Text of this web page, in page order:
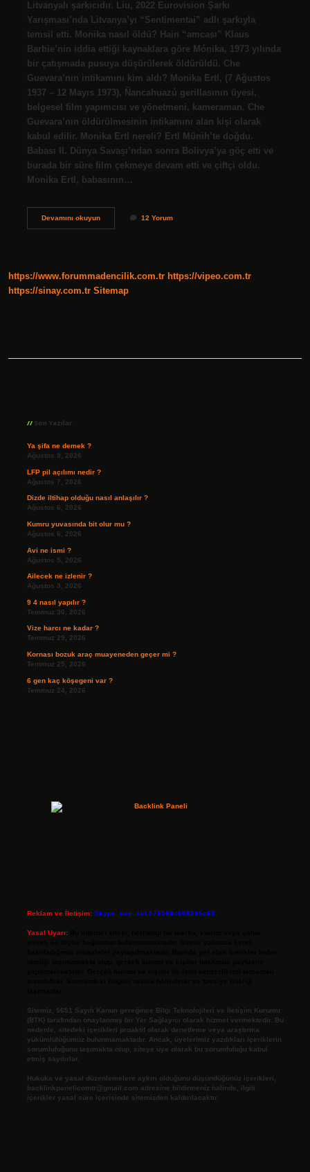
Litvanyalı şarkıcıdır. Liu, 2022 Eurovision Şarkı
Yarışması’nda Litvanya’yı “Sentimentai” adlı şarkıyla
temsil etti. Monika nasıl öldü? Hain “amcası” Klaus
Barbie’nin iddia ettiği kaynaklara göre Mónika, 1973 yılında
bir çatışmada pusuya düşürülerek öldürüldü. Che
Guevara’nın intikamını kim aldı? Monika Ertl, (7 Ağustos
1937 – 12 Mayıs 1973), Ñancahuazú gerillasının üyesi,
belgesel film yapımcısı ve yönetmeni, kameraman. Che
Guevara’nın öldürülmesinin intikamını alan kişi olarak
kabul edilir. Monika Ertl nereli? Ertl Münih’te doğdu.
Babası II. Dünya Savaşı’ndan sonra Bolivya’ya göç etti ve
burada bir süre film çekmeye devam etti ve çiftçi oldu.
Monika Ertl, babasının…
Devamını okuyunMonika
12 Yorum
https://www.forummadencilik.com.tr https://vipeo.com.tr
https://sinay.com.tr Sitemap
Son Yazılar
Ya şifa ne demek ?
Ağustos 9, 2026
LFP pil açılımı nedir ?
Ağustos 7, 2026
Dizde iltihap olduğu nasıl anlaşılır ?
Ağustos 6, 2026
Kumru yuvasında bit olur mu ?
Ağustos 6, 2026
Avi ne ismi ?
Ağustos 5, 2026
Ailecek ne izlenir ?
Ağustos 3, 2026
9 4 nasıl yapılır ?
Temmuz 30, 2026
Vize harcı ne kadar ?
Temmuz 29, 2026
Kornası bozuk araç muayeneden geçer mi ?
Temmuz 25, 2026
6 gen kaç köşegeni var ?
Temmuz 24, 2026
Reklam ve İletişim: Skype: live:.cid.575569c608265c69
Yasal Uyarı:
Sitemiz, 5651 Sayılı Kanun gereğince Bilgi Teknolojileri ve İletişim Kurumu
(BTK) tarafından onaylanmış bir Yer Sağlayıcı olarak hizmet vermektedir. Bu
nedenle, sitedeki içerikleri proaktif olarak denetleme veya araştırma
yükümlülüğümüz bulunmamaktadır. Ancak, üyelerimiz yazdıkları içeriklerin
sorumluluğunu taşımakta olup, siteye üye olarak bu sorumluluğu kabul
etmiş sayılırlar.
Hukuka ve yasal düzenlemelere aykırı olduğunu düşündüğünüz içerikleri,
backlinkpanelicomtr@gmail.com adresine bildirmeniz halinde, ilgili
içerikler yasal süre içerisinde sitemizden kaldırılacaktır.